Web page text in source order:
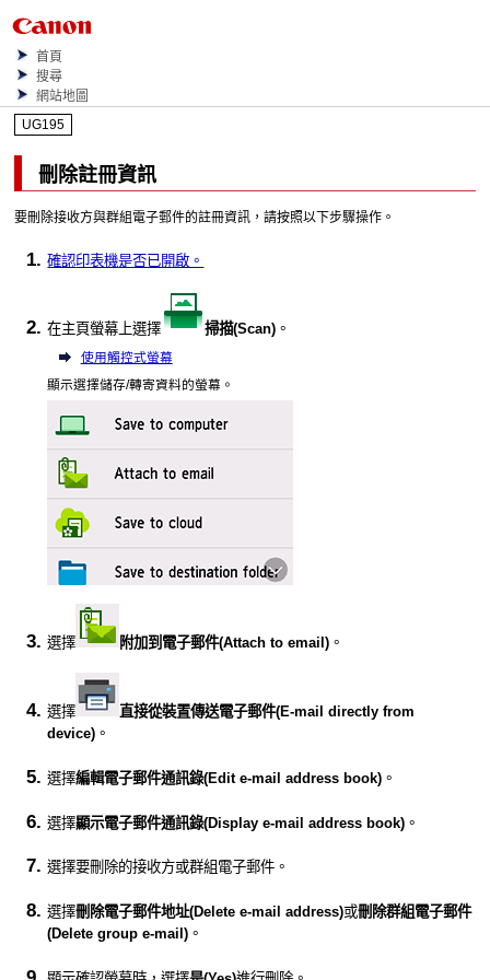
首頁
搜尋
網站地圖
UG195
刪除註冊資訊
要刪除接收方與群組電子郵件的註冊資訊，請按照以下步驟操作。
確認印表機是否已開啟。
在主頁螢幕上選擇 掃描(Scan) 。
使用觸控式螢幕
顯示選擇儲存/轉寄資料的螢幕。
選擇 附加到電子郵件(Attach to email) 。
選擇 直接從裝置傳送電子郵件(E-mail directly from
device) 。
選擇編輯電子郵件通訊錄(Edit e-mail address book) 。
選擇顯示電子郵件通訊錄(Display e-mail address book) 。
選擇要刪除的接收方或群組電子郵件。
選擇刪除電子郵件地址(Delete e-mail address)或刪除群組電子郵件
(Delete group e-mail) 。